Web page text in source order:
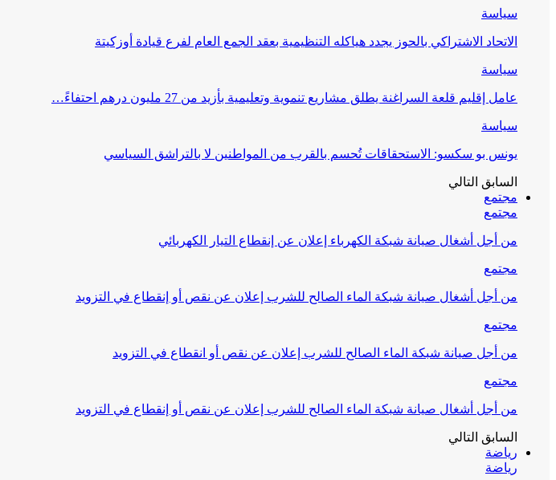
سياسة
الاتحاد الاشتراكي بالحوز يجدد هياكله التنظيمية بعقد الجمع العام لفرع قيادة أوزكيتة
سياسة
عامل إقليم قلعة السراغنة يطلق مشاريع تنموية وتعليمية بأزيد من 27 مليون درهم احتفاءً…
سياسة
يونس بو سكسو: الاستحقاقات تُحسم بالقرب من المواطنين لا بالتراشق السياسي
السابق التالي
مجتمع
مجتمع
من أجل أشغال صيانة شبكة الكهرباء إعلان عن إنقطاع التيار الكهربائي
مجتمع
من أجل أشغال صيانة شبكة الماء الصالح للشرب إعلان عن نقص أو إنقطاع في التزويد
مجتمع
من أجل صيانة شبكة الماء الصالح للشرب إعلان عن نقص أو انقطاع في التزويد
مجتمع
من أجل أشغال صيانة شبكة الماء الصالح للشرب إعلان عن نقص أو إنقطاع في التزويد
السابق التالي
رياضة
رياضة